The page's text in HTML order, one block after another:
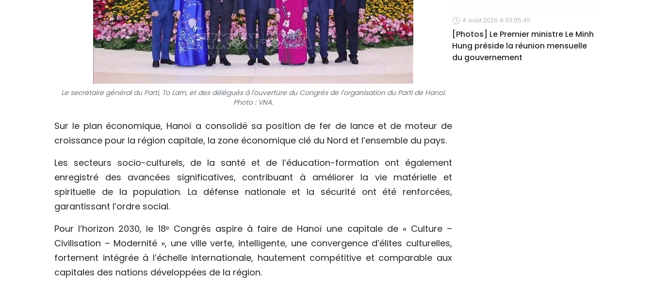
Le secrétaire général du Parti, To Lam, et des délégués à l'ouverture du Congrès de l’organisation du Parti de Hanoï.
Photo : VNA.
Sur le plan économique, Hanoï a consolidé sa position de fer de lance et de moteur de
croissance pour la région capitale, la zone économique clé du Nord et l’ensemble du pays.
Les secteurs socio-culturels, de la santé et de l’éducation-formation ont également
enregistré des avancées significatives, contribuant à améliorer la vie matérielle et
spirituelle de la population. La défense nationale et la sécurité ont été renforcées,
garantissant l’ordre social.
Pour l’horizon 2030, le 18ᵉ Congrès aspire à faire de Hanoï une capitale de « Culture –
Civilisation – Modernité », une ville verte, intelligente, une convergence d’élites culturelles,
fortement intégrée à l’échelle internationale, hautement compétitive et comparable aux
capitales des nations développées de la région.
4 août 2026 à 03:05:45
[Photos] Le Premier ministre Le Minh
Hung préside la réunion mensuelle
du gouvernement